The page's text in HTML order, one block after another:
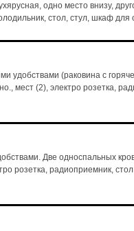
одно место внизу,
стол, стул, шкаф
удобствами (раковина с
мест (2), электро розетка,
Две односпальных
розетка, радиоприемник,